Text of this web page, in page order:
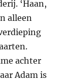
‘Haan,
alleen
achter
Adam is